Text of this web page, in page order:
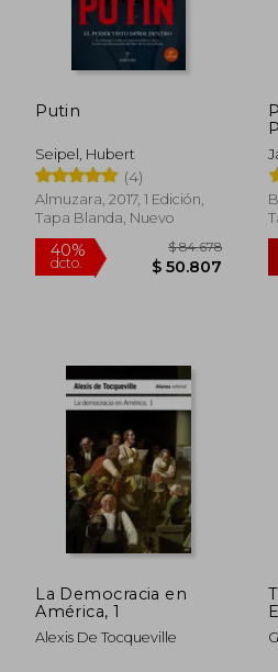
10%
10%
dcto. $ 53.910
Rápido
Putin
Seipel, Hubert
(4)
Almuzara, 2017, 1 Edición,
Tapa Blanda, Nuevo
La Democracia en
América, 1
Alexis De Tocqueville